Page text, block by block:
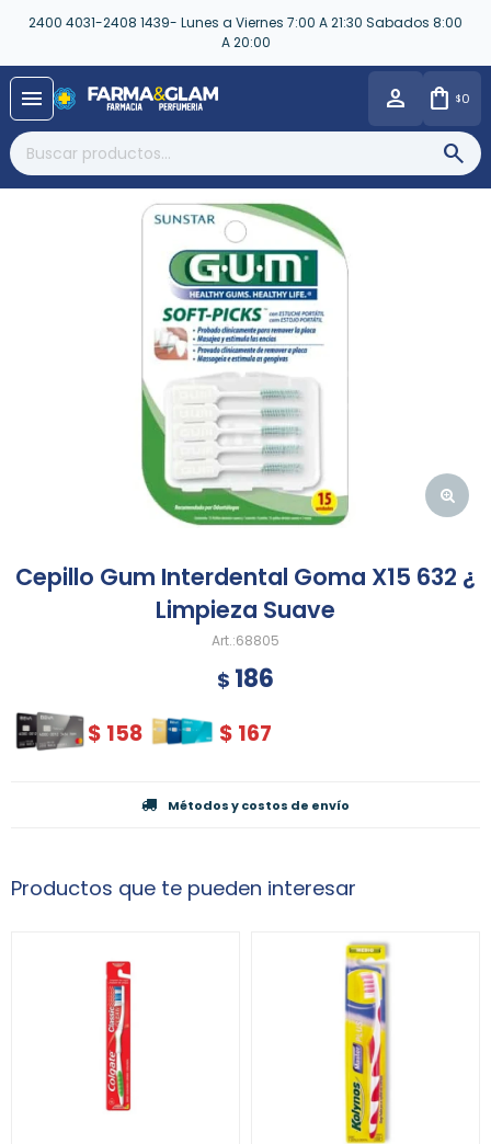
2400 4031-2408 1439- Lunes a Viernes 7:00 A 21:30 Sabados 8:00
A 20:00
menu $0
Cepillo Gum Interdental Goma X15 632 ¿
Limpieza Suave
68805
$ 186
$ 158 $ 167
Métodos y costos de envío
Productos que te pueden interesar